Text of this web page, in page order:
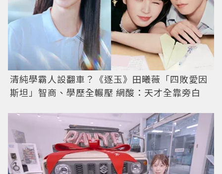
清純學霸人設翻車？《逐玉》田曦薇「四敗愛因
斯坦」智商、學歷全輾壓 網酸：天才全靠旁白